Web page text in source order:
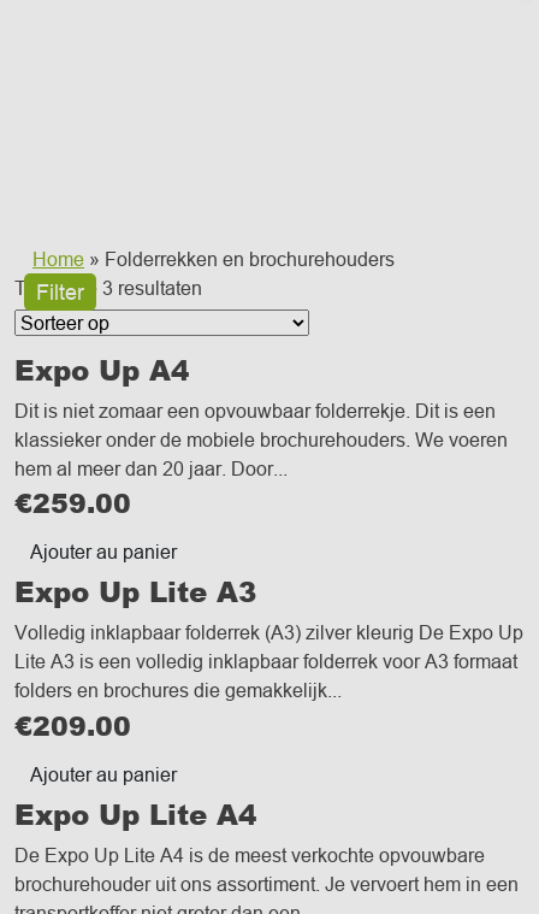
Home » Folderrekken en brochurehouders
Filter
Toont alle 3 resultaten
Expo Up A4
Dit is niet zomaar een opvouwbaar folderrekje. Dit is een
klassieker onder de mobiele brochurehouders. We voeren
hem al meer dan 20 jaar. Door...
€259.00
Ajouter au panier
Expo Up Lite A3
Volledig inklapbaar folderrek (A3) zilver kleurig De Expo Up
Lite A3 is een volledig inklapbaar folderrek voor A3 formaat
folders en brochures die gemakkelijk...
€209.00
Ajouter au panier
Expo Up Lite A4
De Expo Up Lite A4 is de meest verkochte opvouwbare
brochurehouder uit ons assortiment. Je vervoert hem in een